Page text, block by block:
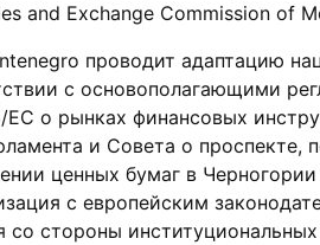
and Exchange Commission of
проводит адаптацию
с основополагающими
ЕС о рынках финансовых
и Совета о
ценных бумаг в
с европейским
со стороны